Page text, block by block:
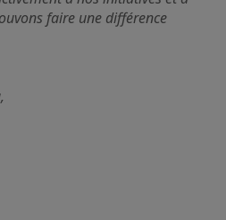
faire une différence